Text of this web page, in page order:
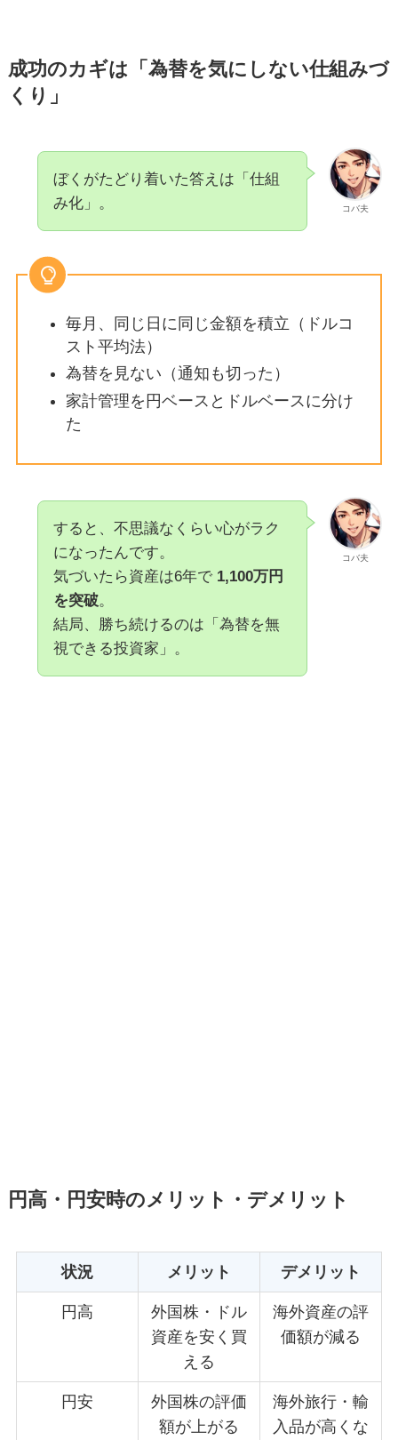
成功のカギは「為替を気にしない仕組みづ
くり」
コバ夫
ぼくがたどり着いた答えは「仕組
み化」。
毎月、同じ日に同じ金額を積立（ドルコ
スト平均法）
為替を見ない（通知も切った）
家計管理を円ベースとドルベースに分け
た
コバ夫
すると、不思議なくらい心がラク
になったんです。
気づいたら資産は6年で 1,100万円
を突破。
結局、勝ち続けるのは「為替を無
視できる投資家」。
円高・円安時のメリット・デメリット
状況 メリット デメリット
円高
外国株・ドル
資産を安く買
える
海外資産の評
価額が減る
円安
外国株の評価
額が上がる
海外旅行・輸
入品が高くな